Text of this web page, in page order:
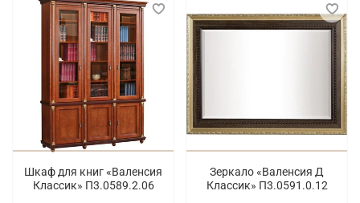
Шкаф для книг «Валенсия
Классик» П3.0589.2.06
Зеркало «Валенсия Д
Классик» П3.0591.0.12